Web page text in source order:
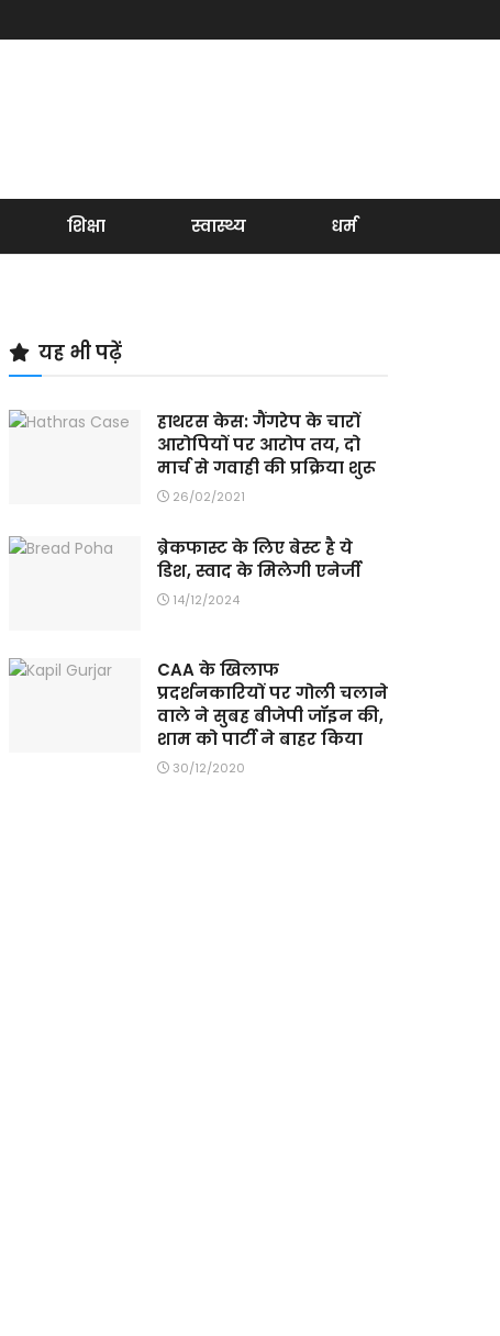
शिक्षा स्वास्थ्य धर्म
यह भी पढ़ें
हाथरस केस: गैंगरेप के चारों
आरोपियों पर आरोप तय, दो
मार्च से गवाही की प्रक्रिया शुरू
26/02/2021
ब्रेकफास्ट के लिए बेस्ट है ये
डिश, स्वाद के मिलेगी एनेर्जी
14/12/2024
CAA के खिलाफ
प्रदर्शनकारियों पर गोली चलाने
वाले ने सुबह बीजेपी जॉइन की,
शाम को पार्टी ने बाहर किया
30/12/2020